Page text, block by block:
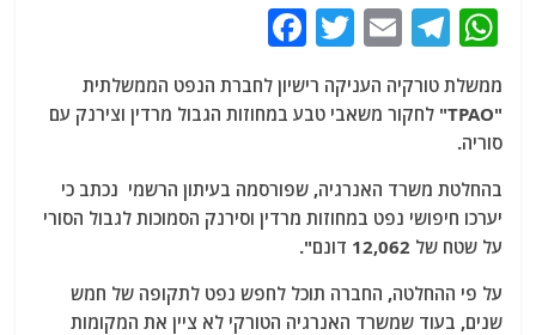
W
h
at
s
A
p
p
T
e
g
ra
m
E
ai
T
itt
a
c
b
o
k
ממשלת טורקיה העניקה רישיון לחברת הנפט הממשלתית
"TPAO" לחקור משאבי טבע במחוזות הגבול מרדין וצירנק עם
סוריה.
בהחלטת משרד האנרגיה, שפורסמה בעיתון הרשמי נכתב כי
יערכו חיפושי נפט במחוזות מרדין וסירנק הסמוכות לגבול הסורי
על שטח של 12,062 דונם".
על פי ההחלטה, החברה תוכל לחפש נפט לתקופה של חמש
שנים, בעוד שמשרד האנרגיה הטורקי לא ציין את המקומות